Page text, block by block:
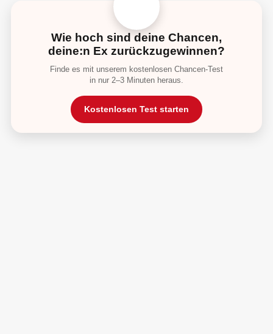
Wie hoch sind deine Chancen,
deine:n Ex zurückzugewinnen?
Finde es mit unserem kostenlosen Chancen-Test
in nur 2–3 Minuten heraus.
Kostenlosen Test starten